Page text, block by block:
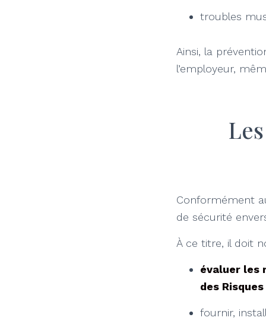
troubles
Ainsi, la
l’employeur,
Conformément
de sécurité
À ce titre, il doit
évaluer les
des
fournir,